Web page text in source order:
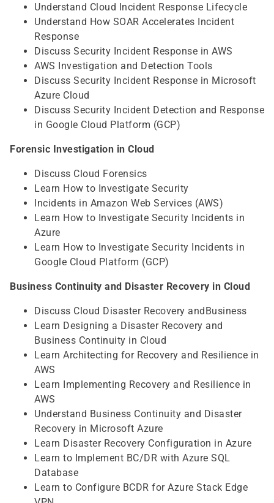
Understand Cloud Incident Response Lifecycle
Understand How SOAR Accelerates Incident
Response
Discuss Security Incident Response in AWS
AWS Investigation and Detection Tools
Discuss Security Incident Response in Microsoft
Azure Cloud
Discuss Security Incident Detection and Response
in Google Cloud Platform (GCP)
Forensic Investigation in Cloud
Discuss Cloud Forensics
Learn How to Investigate Security
Incidents in Amazon Web Services (AWS)
Learn How to Investigate Security Incidents in
Azure
Learn How to Investigate Security Incidents in
Google Cloud Platform (GCP)
Business Continuity and Disaster Recovery in Cloud
Discuss Cloud Disaster Recovery andBusiness
Learn Designing a Disaster Recovery and
Business Continuity in Cloud
Learn Architecting for Recovery and Resilience in
AWS
Learn Implementing Recovery and Resilience in
AWS
Understand Business Continuity and Disaster
Recovery in Microsoft Azure
Learn Disaster Recovery Configuration in Azure
Learn to Implement BC/DR with Azure SQL
Database
Learn to Configure BCDR for Azure Stack Edge